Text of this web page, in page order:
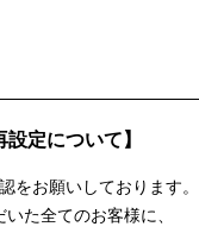
定について】
をお願いしております。
た全てのお客様に、